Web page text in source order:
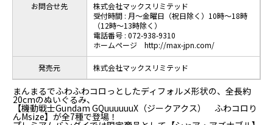
お問合せ先
株式会社マックスリミテッド
受付時間 : 月～金曜日（祝日除く）10時～18時
（12時～13時除く）
電話番号 : 072-938-9310
ホームページ http://max-jpn.com/
発売元 株式会社マックスリミテッド
まんまるでふわふわコロっとしたディフォルメ形状の、全長約
20cmのぬいぐるみ、
【機動戦士Gundam GQuuuuuuX（ジークアクス） ふわコロり
んMsize】が全7種で登場！